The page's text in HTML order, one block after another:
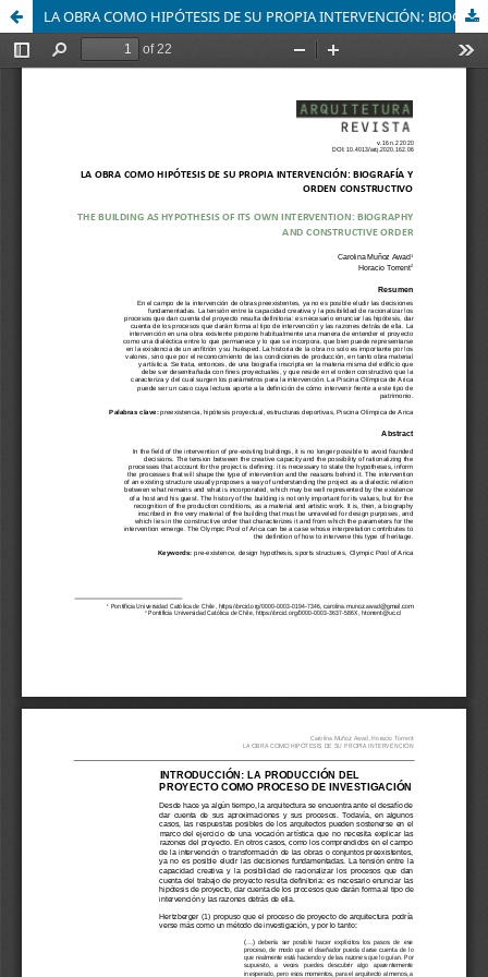
LA OBRA COMO HIPÓTESIS DE SU PROPIA INTERVENCIÓN: BIOGRAFÍA Y ORDEN CONSTRUCTIVO